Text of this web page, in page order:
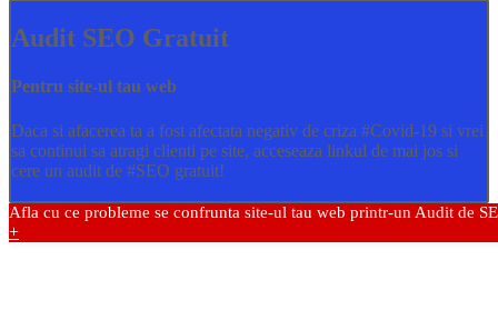
Audit SEO Gratuit
Pentru site-ul tau web
Daca si afacerea ta a fost afectata negativ de criza #Covid-19 si vrei
sa continui sa atragi clienti pe site, acceseaza linkul de mai jos si
cere un audit de #SEO gratuit!
Afla cu ce probleme se confrunta site-ul tau web printr-un Audit de
+